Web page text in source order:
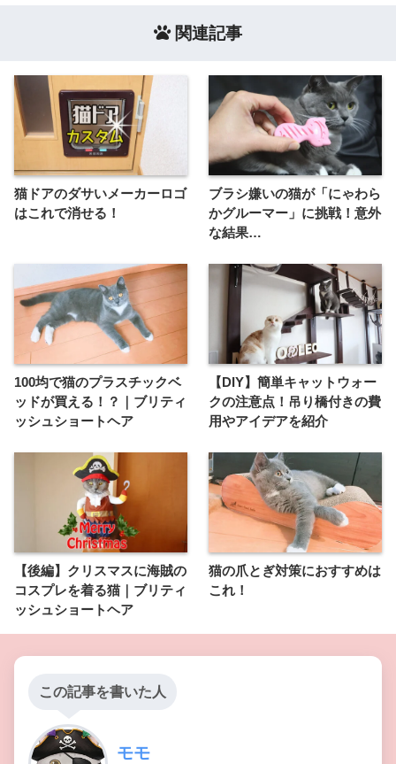
関連記事
猫ドアのダサいメーカーロゴ
はこれで消せる！
ブラシ嫌いの猫が「にゃわら
かグルーマー」に挑戦！意外
な結果…
100均で猫のプラスチックベ
ッドが買える！？｜ブリティ
ッシュショートヘア
【DIY】簡単キャットウォー
クの注意点！吊り橋付きの費
用やアイデアを紹介
【後編】クリスマスに海賊の
コスプレを着る猫｜ブリティ
ッシュショートヘア
猫の爪とぎ対策におすすめは
これ！
この記事を書いた人
モモ